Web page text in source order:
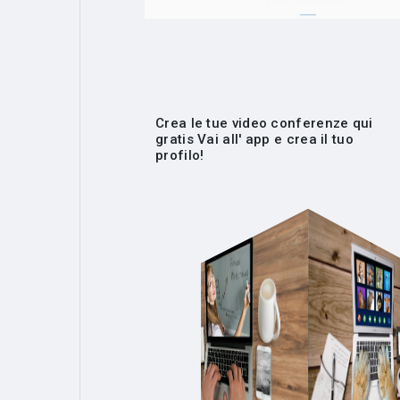
Crea le tue video conferenze qui
gratis Vai all' app e crea il tuo
profilo!